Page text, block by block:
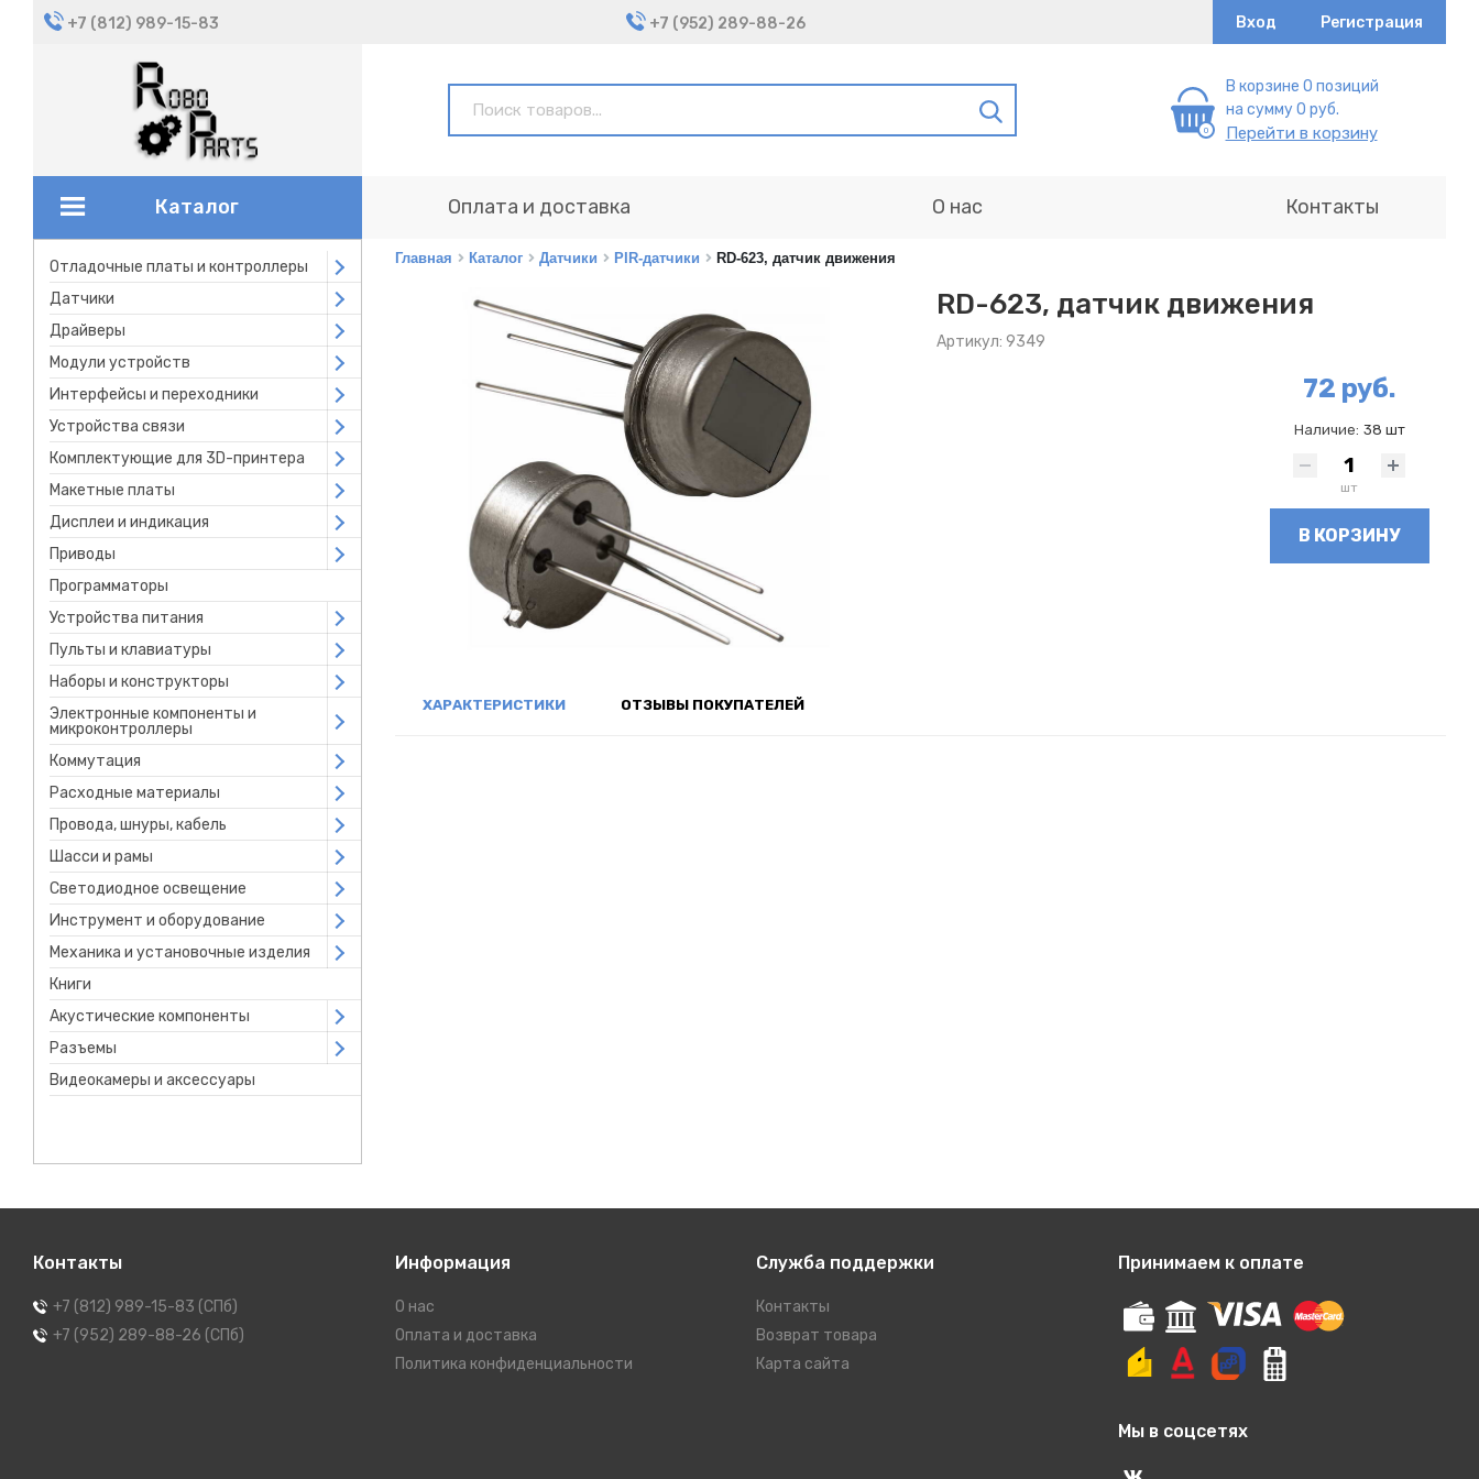
+7 (812) 989-15-83 +7 (952) 289-88-26 Вход Регистрация
В корзине 0 позиций
на сумму 0 руб.
Перейти в корзину
Каталог Оплата и доставка О нас Контакты
Отладочные платы и контроллеры
Open submenu
Датчики
Open submenu
Драйверы
Open submenu
Модули устройств
Open submenu
Интерфейсы и переходники
Open submenu
Устройства связи
Open submenu
Комплектующие для 3D-принтера
Open submenu
Макетные платы
Open submenu
Дисплеи и индикация
Open submenu
Приводы
Open submenu
Программаторы
Устройства питания
Open submenu
Пульты и клавиатуры
Open submenu
Наборы и конструкторы
Open submenu
Электронные компоненты и
микроконтроллеры
Open submenu
Коммутация
Open submenu
Расходные материалы
Open submenu
Провода, шнуры, кабель
Open submenu
Шасси и рамы
Open submenu
Светодиодное освещение
Open submenu
Инструмент и оборудование
Open submenu
Механика и установочные изделия
Open submenu
Книги
Акустические компоненты
Open submenu
Разъемы
Open submenu
Видеокамеры и аксессуары
Главная Каталог Датчики PIR-датчики RD-623, датчик движения
RD-623, датчик движения
Артикул: 9349
72 руб.
Наличие: 38 шт
шт
В КОРЗИНУ
ХАРАКТЕРИСТИКИ ОТЗЫВЫ ПОКУПАТЕЛЕЙ
Контакты
+7 (812) 989-15-83 (СПб)
+7 (952) 289-88-26 (СПб)
Информация
О нас
Оплата и доставка
Политика конфиденциальности
Служба поддержки
Контакты
Возврат товара
Карта сайта
Принимаем к оплате
Мы в соцсетях